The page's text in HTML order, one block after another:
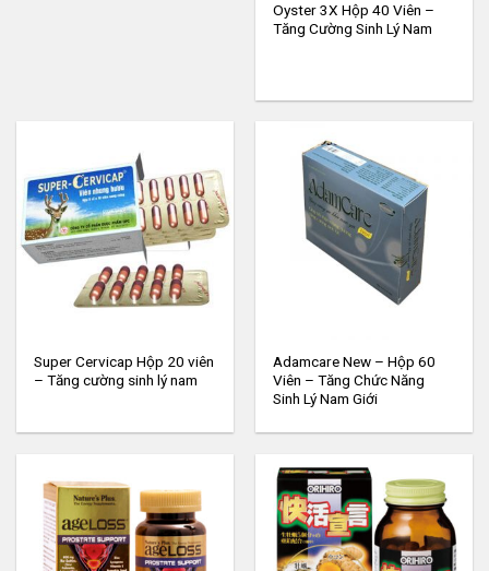
Oyster 3X Hộp 40 Viên –
Tăng Cường Sinh Lý Nam
Super Cervicap Hộp 20 viên
– Tăng cường sinh lý nam
Adamcare New – Hộp 60
Viên – Tăng Chức Năng
Sinh Lý Nam Giới